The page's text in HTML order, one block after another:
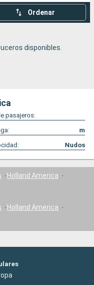
Ordenar
disponibles.
pasajeros:
m
Nudos
Holland America
Holland America